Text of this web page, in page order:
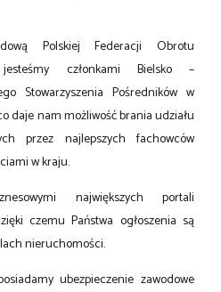
Polskiej Federacji Obrotu
członkami Bielsko –
Stowarzyszenia Pośredników w
daje nam możliwość brania udziału
przez najlepszych fachowców
w kraju.
największych portali
czemu Państwa ogłoszenia są
nieruchomości.
ubezpieczenie zawodowe